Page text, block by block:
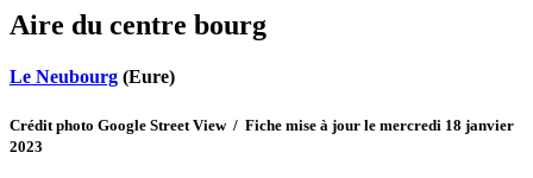
Aire du centre bourg
Le Neubourg (Eure)
Crédit photo Google Street View / Fiche mise à jour le mercredi 18 janvier
2023